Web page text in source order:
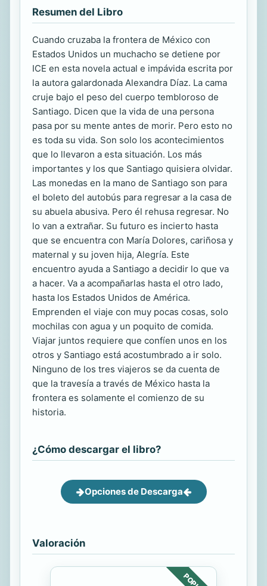
Resumen del Libro
Cuando cruzaba la frontera de México con
Estados Unidos un muchacho se detiene por
ICE en esta novela actual e impávida escrita por
la autora galardonada Alexandra Díaz. La cama
cruje bajo el peso del cuerpo tembloroso de
Santiago. Dicen que la vida de una persona
pasa por su mente antes de morir. Pero esto no
es toda su vida. Son solo los acontecimientos
que lo llevaron a esta situación. Los más
importantes y los que Santiago quisiera olvidar.
Las monedas en la mano de Santiago son para
el boleto del autobús para regresar a la casa de
su abuela abusiva. Pero él rehusa regresar. No
lo van a extrañar. Su futuro es incierto hasta
que se encuentra con María Dolores, cariñosa y
maternal y su joven hija, Alegría. Este
encuentro ayuda a Santiago a decidir lo que va
a hacer. Va a acompañarlas hasta el otro lado,
hasta los Estados Unidos de América.
Emprenden el viaje con muy pocas cosas, solo
mochilas con agua y un poquito de comida.
Viajar juntos requiere que confíen unos en los
otros y Santiago está acostumbrado a ir solo.
Ninguno de los tres viajeros se da cuenta de
que la travesía a través de México hasta la
frontera es solamente el comienzo de su
historia.
¿Cómo descargar el libro?
Opciones de Descarga
Valoración